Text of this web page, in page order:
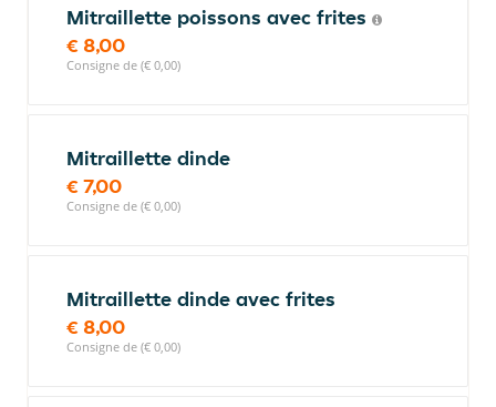
Mitraillette poissons avec frites
€ 8,00
Consigne de (€ 0,00)
Mitraillette dinde
€ 7,00
Consigne de (€ 0,00)
Mitraillette dinde avec frites
€ 8,00
Consigne de (€ 0,00)